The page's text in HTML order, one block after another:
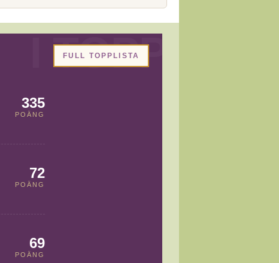
335
POÄNG
72
POÄNG
69
POÄNG
FULL TOPPLISTA